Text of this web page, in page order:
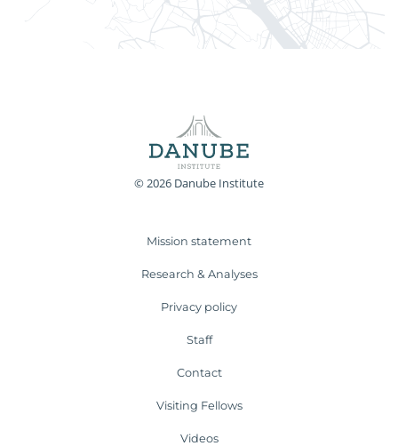
© 2026 Danube Institute
Mission statement
Research & Analyses
Privacy policy
Staff
Contact
Visiting Fellows
Videos